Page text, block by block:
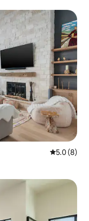
औसत रेटिंग 5
5.0 (8)